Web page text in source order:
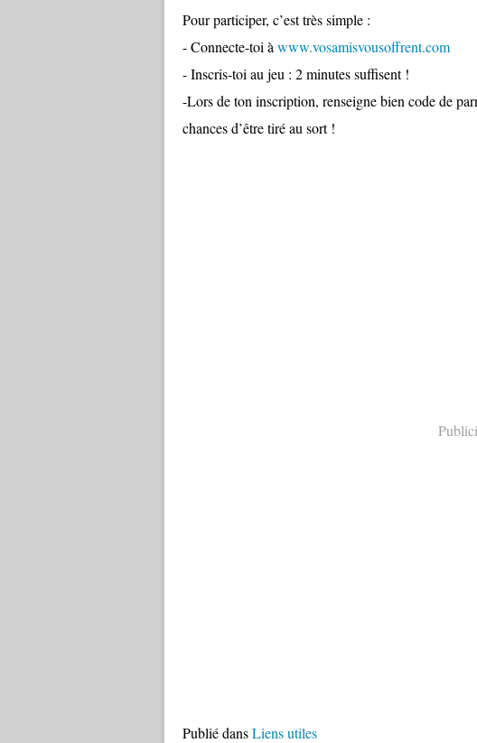
Pour participer, c’est très simple :
- Connecte-toi à www.vosamisvousoffrent.com
- Inscris-toi au jeu : 2 minutes suffisent !
-Lors de ton inscription, renseigne bien code de
chances d’être tiré au sort !
Publié dansLiens utiles